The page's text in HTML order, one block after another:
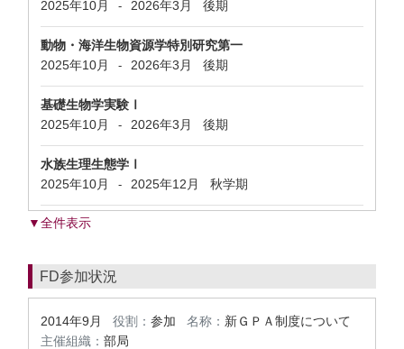
2025年10月
- 2026年3月 後期
動物・海洋生物資源学特別研究第一
2025年10月
- 2026年3月 後期
基礎生物学実験Ⅰ
2025年10月
- 2026年3月 後期
水族生理生態学Ⅰ
2025年10月
- 2025年12月 秋学期
▼全件表示
FD参加状況
2014年9月 役割： 参加 名称： 新ＧＰＡ制度について
主催組織： 部局